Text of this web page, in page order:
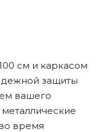
см и каркасом
защиты
вашего
время